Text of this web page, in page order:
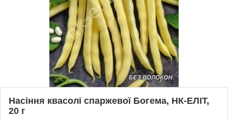
Насіння квасолі спаржевої Богема, НК-ЕЛІТ,
20 г